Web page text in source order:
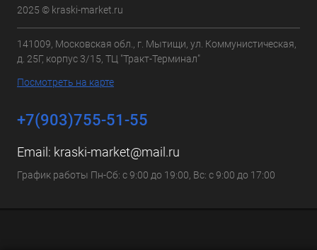
2025 © kraski-market.ru
141009, Московская обл., г. Мытищи, ул. Коммунистическая,
д. 25Г, корпус 3/15, ТЦ "Тракт-Терминал"
Посмотреть на карте
+7(903)755-51-55
Email: kraski-market@mail.ru
График работы Пн-Сб: с 9:00 до 19:00, Вс: с 9:00 до 17:00